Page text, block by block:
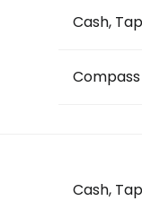
Cash,
Cash,